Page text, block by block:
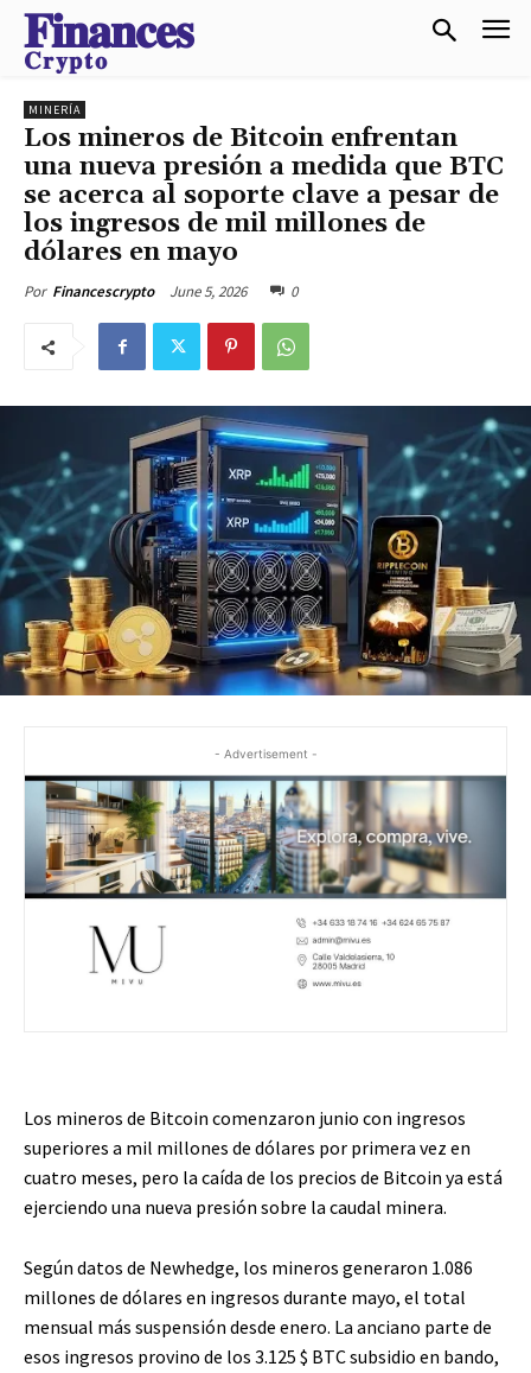
𝐅𝐢𝐧𝐚𝐧𝐜𝐞𝐬
𝐂𝐫𝐲𝐩𝐭𝐨
MINERÍA
Los mineros de Bitcoin enfrentan
una nueva presión a medida que BTC
se acerca al soporte clave a pesar de
los ingresos de mil millones de
dólares en mayo
Por Financescrypto June 5, 2026 0
- Advertisement -
Los mineros de Bitcoin comenzaron junio con ingresos
superiores a mil millones de dólares por primera vez en
cuatro meses, pero la caída de los precios de Bitcoin ya está
ejerciendo una nueva presión sobre la caudal minera.
Según datos de Newhedge, los mineros generaron 1.086
millones de dólares en ingresos durante mayo, el total
mensual más suspensión desde enero. La anciano parte de
esos ingresos provino de los 3.125 $ BTCsubsidio en bando,